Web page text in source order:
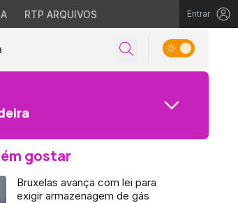
RTP ARQUIVOS Entrar
gostar
Bruxelas avança com lei para
exigir armazenagem de gás